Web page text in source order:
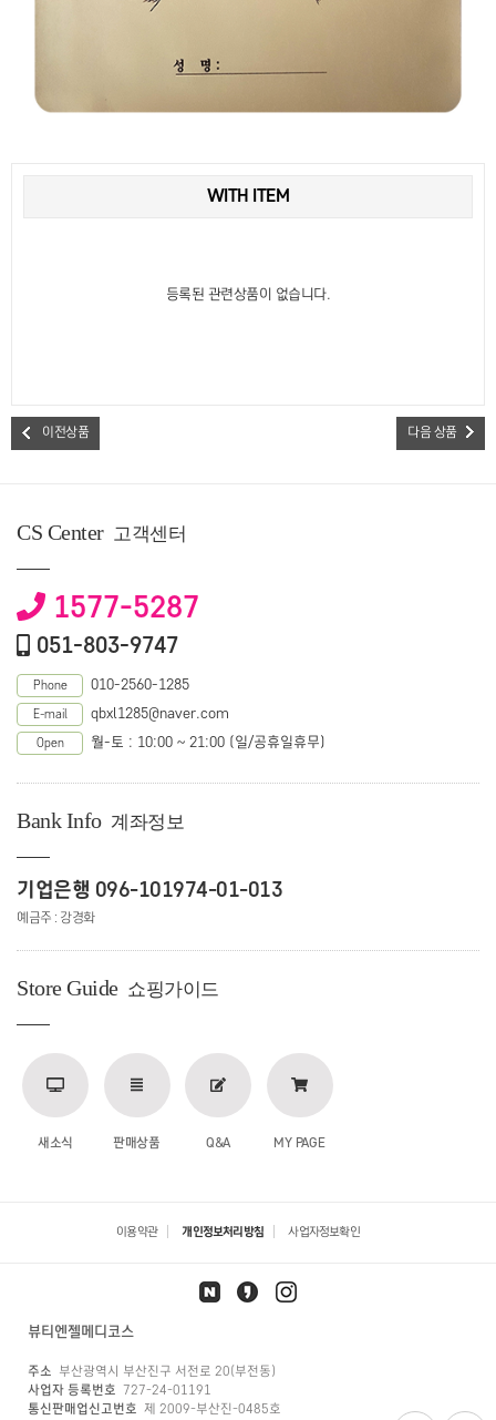
WITH ITEM
등록된 관련상품이 없습니다.
이전상품 다음 상품
CS Center 고객센터
1577-5287
051-803-9747
Phone 010-2560-1285
E-mail qbxl1285@naver.com
Open 월-토 : 10:00 ~ 21:00 (일/공휴일휴무)
Bank Info 계좌정보
기업은행 096-101974-01-013
예금주 : 강경화
Store Guide 쇼핑가이드
새소식 판매상품 Q&A MY PAGE
이용약관 개인정보처리방침 사업자정보확인
뷰티엔젤메디코스
주소
부산광역시 부산진구 서전로 20(부전동)
사업자 등록번호
727-24-01191
통신판매업신고번호 제 2009-부산진-0485호